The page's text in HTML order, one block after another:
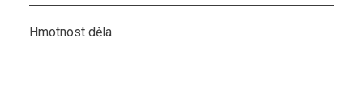
Hmotnost děla